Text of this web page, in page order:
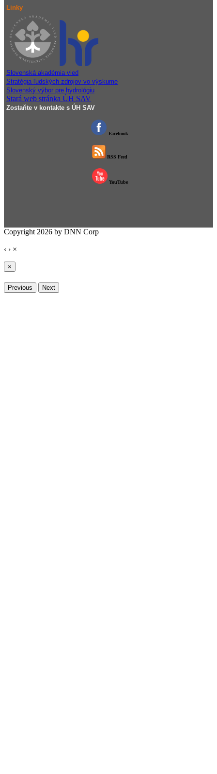
Linky
Slovenská akadémia vied
Stratégia ľudských zdrojov vo výskume
Slovenský výbor pre hydrológiu
Stará web stránka ÚH SAV
Zostaňte v kontakte s ÚH SAV
Facebook
RSS Feed
YouTube
Copyright 2026 by DNN Corp
‹ › ×
×
Previous Next